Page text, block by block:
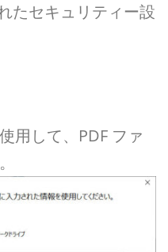
たセキュリティー設
用して、PDF ファ